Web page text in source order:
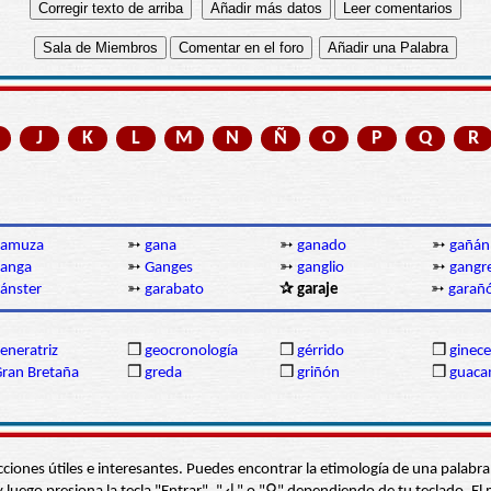
J K L M N Ñ O P Q R
➳ gana ➳ ganado ➳ gañán
➳ Ganges ➳ ganglio ➳
➳ garabato ✰ garaje ➳
❒ geocronología ❒ gérrido ❒
Bretaña
❒ greda ❒ griñón ❒
útiles e interesantes. Puedes encontrar la etimología de una